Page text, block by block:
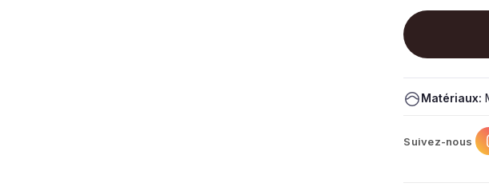
Matériaux:
Suivez-nous